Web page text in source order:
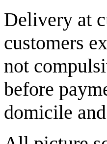
Delivery at
customers
not
before
domicile